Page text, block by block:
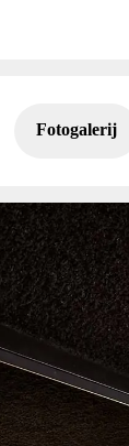
Fotogalerij